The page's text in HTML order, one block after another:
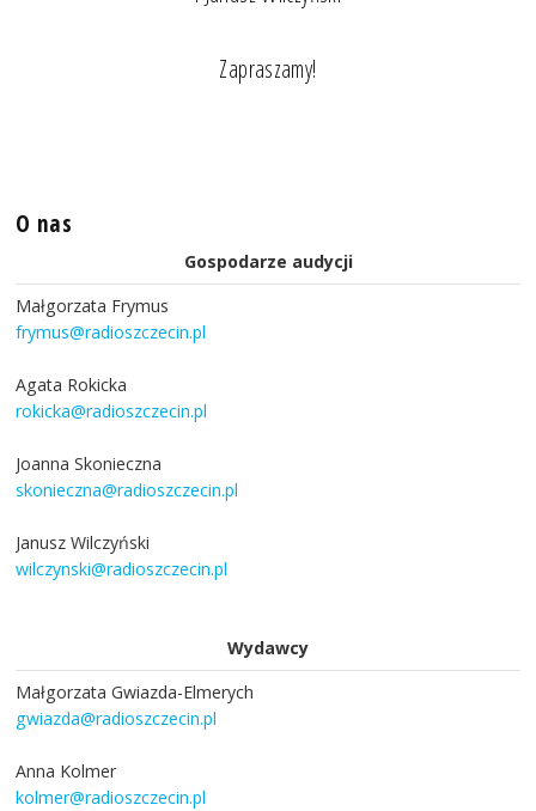
Zapraszamy!
O nas
Gospodarze audycji
Małgorzata Frymus
frymus@radioszczecin.pl
Agata Rokicka
rokicka@radioszczecin.pl
Joanna Skonieczna
skonieczna@radioszczecin.pl
Janusz Wilczyński
wilczynski@radioszczecin.pl
Wydawcy
Małgorzata Gwiazda-Elmerych
gwiazda@radioszczecin.pl
Anna Kolmer
kolmer@radioszczecin.pl